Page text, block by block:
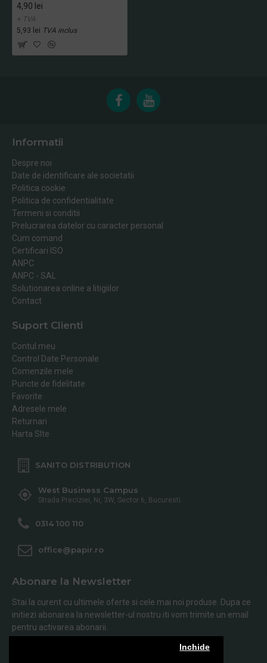
Inchide
4,90 lei
+ TVA
5,93 lei TVA inclus
Informatii
Despre noi
Date de identificare ale societatii
Politica cookie
Politica de confidentialitate
Termeni si conditii
Prelucrarea datelor cu caracter personal
Cum comand
Certificari ISO
ANPC
ANPC - SAL
Solutionarea online a litigiilor
Contact
Suport Clienti
Contul meu
Control Date Personale
Comenzile mele
Puncte de fidelitate
Favorite
Adresele mele
Returnari
Harta SIte
SANITO DISTRIBUTION
West Business Campus
Strada Preciziei, Nr, 3W, Sector 6, Bucuresti
0314 100 110
office@papir.ro
Abonare la Newsletter
Stai la curent cu ultimele oferte si cele mai noi produse. Dupa ce
initiezi abonarea la newsletter-ul nostru iti vom trimite un email
pentru activarea abonarii.
Abonare